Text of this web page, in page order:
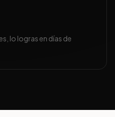
lo logras en días de